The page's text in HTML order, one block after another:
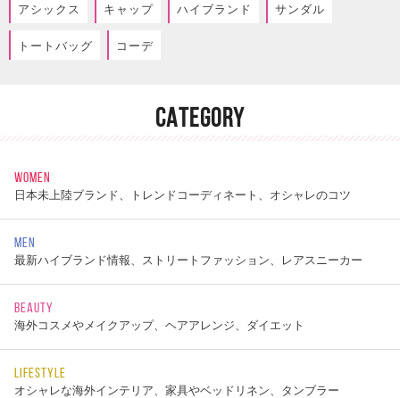
アシックス キャップ ハイブランド サンダル
トートバッグ コーデ
CATEGORY
WOMEN
日本未上陸ブランド、トレンドコーディネート、オシャレのコツ
MEN
最新ハイブランド情報、ストリートファッション、レアスニーカー
BEAUTY
海外コスメやメイクアップ、ヘアアレンジ、ダイエット
LIFESTYLE
オシャレな海外インテリア、家具やベッドリネン、タンブラー